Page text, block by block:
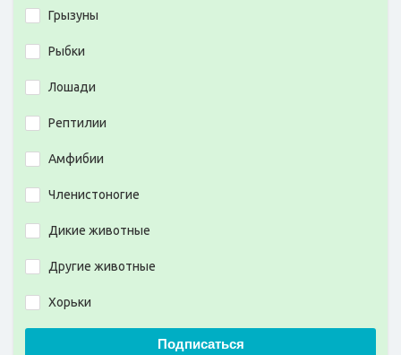
Грызуны
Рыбки
Лошади
Рептилии
Амфибии
Членистоногие
Дикие животные
Другие животные
Хорьки
Подписаться